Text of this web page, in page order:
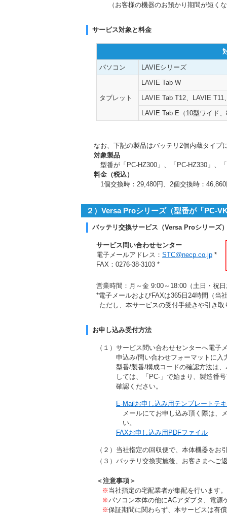
（お客様の機器のお預かり期間が短く
サービス対象と料金
パソコン LAVIEシリーズ
タブレット
LAVIE Tab W
LAVIE Tab T12、LAVIE
LAVIE Tab E（10型ワイド
なお、下記の製品はバッテリ2個内蔵タイプ
対象製品
型番が「PC-HZ300」、「PC-HZ330」、
料金（税込）
1個交換時：29,480円、2個交換時：
２）Versa Proシリーズ（型番が「PC-
バッテリ交換サービス（Versa Proシリーズ
サービス問い合わせセンター
電子メールアドレス： STC@necp.co.jp *
FAX：0276-38-3103 *
営業時間：月～金 9:00～18:00（土日・祝
*電子メールおよびFAXは365日24時間（当
ただし、本サービスの受付手続きや引き
お申し込み受付方法
（１）サービス問い合わせセンターへ電
申込み/問い合わせフォーマットに入
型番/製番/構成コードの確認方法は
しては、「PC-」で始まり、製造番
確認ください。
E-Mailお申し込み用テンプレートテ
メールにてお申し込み頂く際は、
い。
FAXお申し込み用PDFファイル
（２）当社指定の回収便で、本体機器をお
（３）バッテリ交換実施後、お客さまへご
＜注意事項＞
※ 当社指定の宅配業者が集配を行います
※パソコン本体の他にACアダプタ、電源
※保証期間に関わらず、本サービスは有